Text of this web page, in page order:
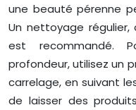
une beauté pérenne
Un nettoyage
est recommandé.
profondeur, utilisez un
carrelage, en suivant
de laisser des